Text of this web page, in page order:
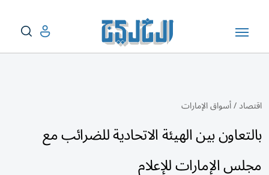
اقتصاد/أسواق الإمارات
بالتعاون بين الهيئة الاتحادية للضرائب مع
مجلس الإمارات للإعلام